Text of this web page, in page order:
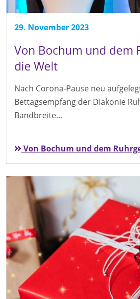
29. November 2023
Von Bochum und dem
die Welt
Nach Corona-Pause neu
Bettagsempfang der Diakonie
Bandbreite…
Von Bochum und dem